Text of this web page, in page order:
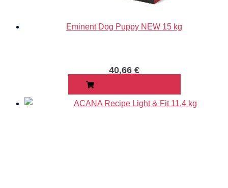
Eminent Dog Puppy NEW 15 kg
40,66 €
PRIDAŤ DO KOŠÍKA